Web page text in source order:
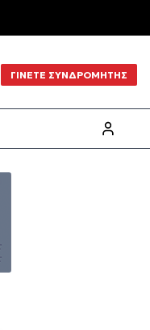
ΓΙΝΕΤΕ ΣΥΝΔΡΟΜΗΤΗΣ